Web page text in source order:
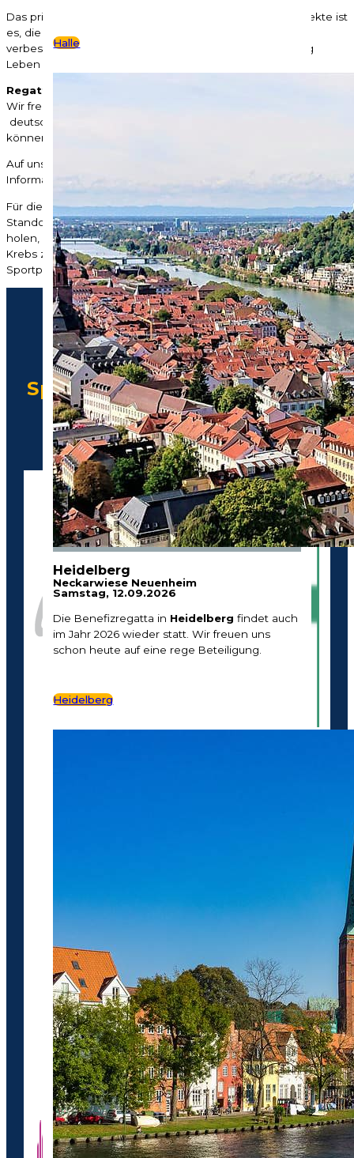
Halle
Heidelberg
Neckarwiese Neuenheim
Samstag, 12.09.2026
Die Benefizregatta in Heidelberg findet auch
im Jahr 2026 wieder statt. Wir freuen uns
schon heute auf eine rege Beteiligung.
Heidelberg
Das primäre Ziel aller von der Stiftung angebotenen Projekte ist
es, die Lebensqualität von Patienten entscheidend zu
verbessern. Weitere Informationen zur Arbeit der Stiftung
Leben mit Krebs finden Sie auf der
Regatten 2026
Wir freuen uns sehr, dass wir die Benefizregatten 2026
deutschlandweit an 12 großartigen Standorten anbieten
können.
Auf unserer Website finden Sie die standortspezifischen
Informationen zu all unseren Veranstaltungsorten.
Für die kommenden Jahre arbeiten wir intensiv daran, weitere
Standorte – altbewährte und völlig neue – mit ins Boot zu
holen, um auch in weiteren Regionen den Kampf gegen den
Krebs zu unterstützen und viele weitere Patient:innen durch
Sportprogramme zu helfen.
Unsere
Sponsoren &
Partner
Wir bedanken uns
herzlich bei den
Sponsoren und Partnern
der Striftung Leben mit
Krebs und den
Benefizregatten "Rudern
gegen Krebs".